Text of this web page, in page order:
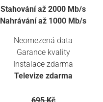
Stahování až 2000 Mb/s
Nahrávání až 1000 Mb/s
Neomezená data
Garance kvality
Instalace zdarma
Televize zdarma